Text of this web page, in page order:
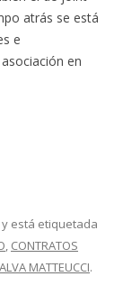
atrás se está
e
en
y está etiquetada
CONTRATOS
MATTEUCCI.